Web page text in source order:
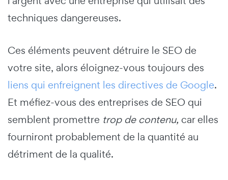
techniques dangereuses.
Ces éléments peuvent détruire le SEO de
votre site, alors éloignez-vous toujours des
liens qui enfreignent les directives de Google.
Et méfiez-vous des entreprises de SEO qui
semblent promettre trop de contenu, car elles
fourniront probablement de la quantité au
détriment de la qualité.